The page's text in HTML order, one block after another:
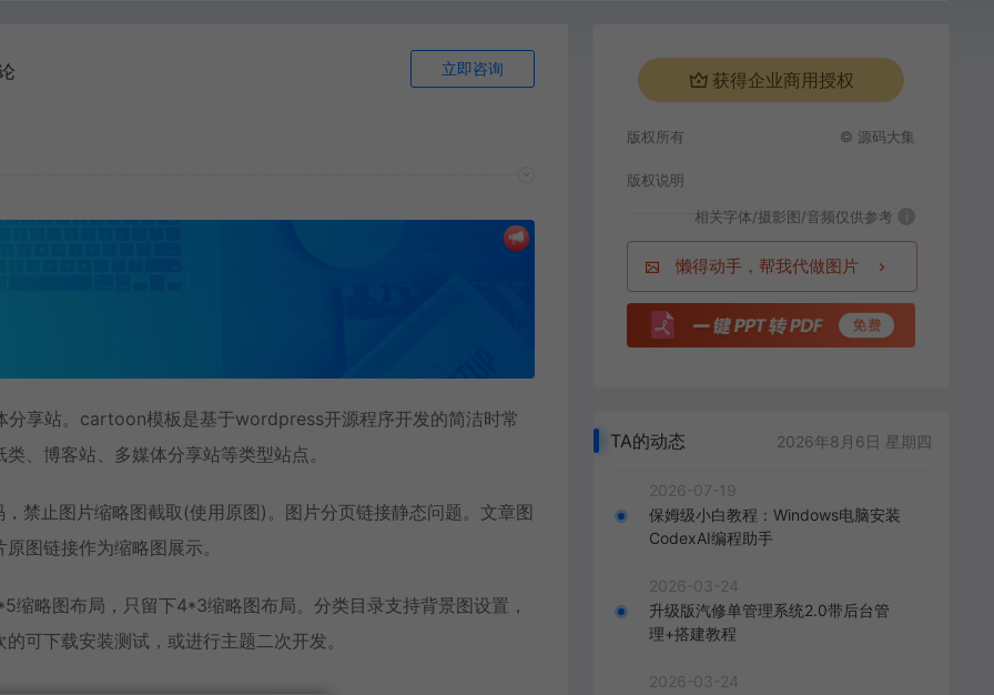
立即咨询
享站。cartoon模板是基于wordpress开源程序开发的简洁时常
、博客站、多媒体分享站等类型站点。
禁止图片缩略图截取(使用原图)。图片分页链接静态问题。文章图
图链接作为缩略图展示。
略图布局，只留下4*3缩略图布局。分类目录支持背景图设置，
可下载安装测试，或进行主题二次开发。
获得企业商用授权
版权所有 © 源码大集
版权说明
相关字体/摄影图/音频仅供参考 i
懒得动手，帮我代做图片
TA的动态 2026年8月6日 星期四
2026-07-19
保姆级小白教程：Windows电脑安装
CodexAI编程助手
2026-03-24
升级版汽修单管理系统2.0带后台管
理+搭建教程
2026-03-24